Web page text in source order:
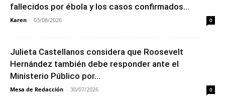
fallecidos por ébola y los casos confirmados...
Karen - 03/08/2026 0
Julieta Castellanos considera que Roosevelt
Hernández también debe responder ante el
Ministerio Público por...
Mesa de Redacción - 30/07/2026 0